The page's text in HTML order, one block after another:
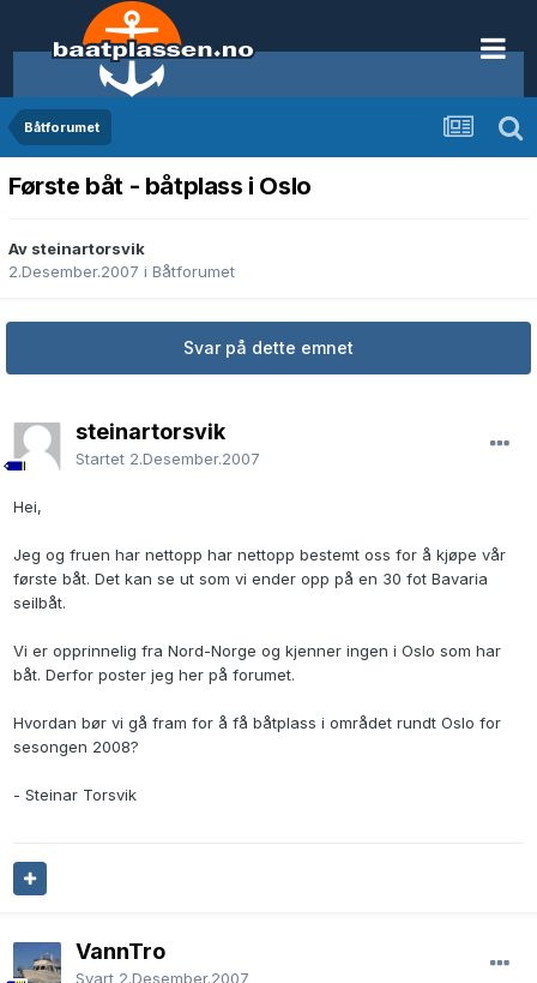
Båtforumet
Første båt - båtplass i Oslo
Av steinartorsvik
2.Desember.2007 i Båtforumet
Svar på dette emnet
steinartorsvik
Startet 2.Desember.2007
Hei,
Jeg og fruen har nettopp har nettopp bestemt oss for å kjøpe vår
første båt. Det kan se ut som vi ender opp på en 30 fot Bavaria
seilbåt.
Vi er opprinnelig fra Nord-Norge og kjenner ingen i Oslo som har
båt. Derfor poster jeg her på forumet.
Hvordan bør vi gå fram for å få båtplass i området rundt Oslo for
sesongen 2008?
- Steinar Torsvik
VannTro
Svart 2.Desember.2007